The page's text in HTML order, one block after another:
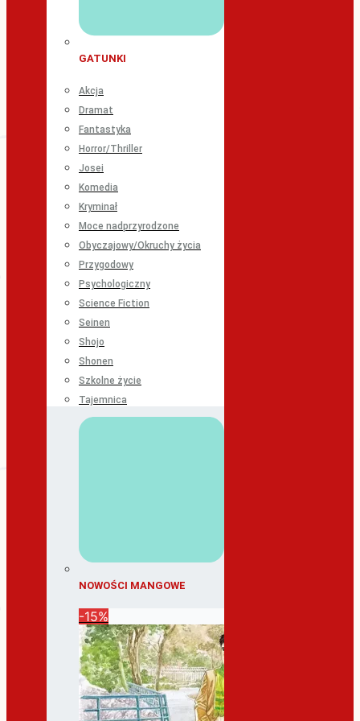
GATUNKI
Akcja
Dramat
Fantastyka
Horror/Thriller
Josei
Komedia
Kryminał
Moce nadprzyrodzone
Obyczajowy/Okruchy życia
Przygodowy
Psychologiczny
Science Fiction
Seinen
Shojo
Shonen
Szkolne życie
Tajemnica
NOWOŚCI MANGOWE
-15%